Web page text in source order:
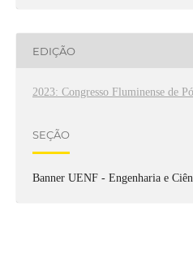
EDIÇÃO
2023: Congresso Fluminense de
SEÇÃO
Banner UENF - Engenharia e